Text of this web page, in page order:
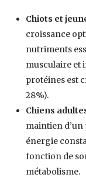
Chiots et
croissance
nutriments
musculaire et
protéines est
28%).
Chiens
maintien d’un
énergie
fonction de
métabolisme.